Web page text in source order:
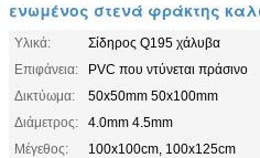
ενωμένος στενά φράκτης
Υλικά:
Σίδηρος Q195 χάλυβα
Επιφάνεια:
PVC που ντύνεται πράσινο
Δικτύωμα:
50x50mm 50x100mm
Διάμετρος:
4.0mm 4.5mm
Μέγεθος:
100x100cm, 100x125cm